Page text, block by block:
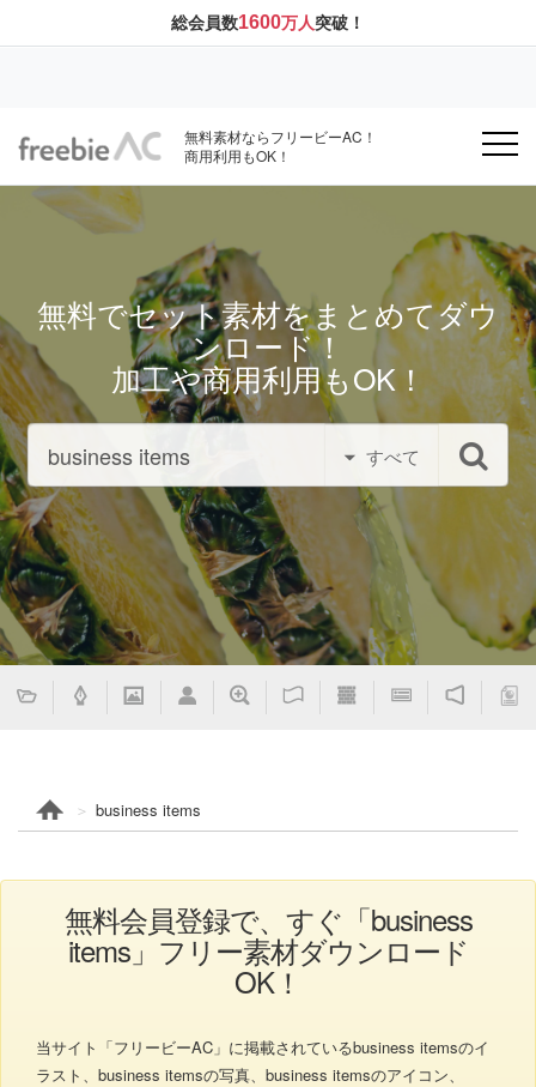
総会員数1600万人突破！
無料素材ならフリービーAC！
商用利用もOK！
無料でセット素材をまとめてダウ
ンロード！
加工や商用利用もOK！
すべて
business items
無料会員登録で、すぐ「business
items」フリー素材ダウンロード
OK！
当サイト「フリービーAC」に掲載されているbusiness itemsのイ
ラスト、business itemsの写真、business itemsのアイコン、